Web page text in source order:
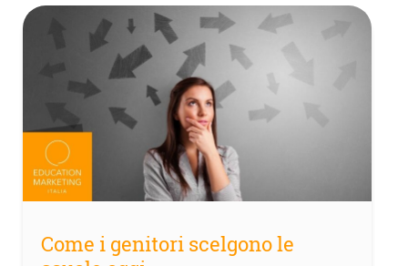
Come i genitori scelgono le